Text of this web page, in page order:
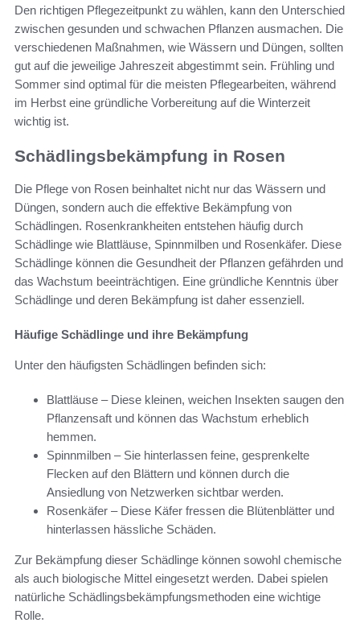
Den richtigen Pflegezeitpunkt zu wählen, kann den Unterschied
zwischen gesunden und schwachen Pflanzen ausmachen. Die
verschiedenen Maßnahmen, wie Wässern und Düngen, sollten
gut auf die jeweilige Jahreszeit abgestimmt sein. Frühling und
Sommer sind optimal für die meisten Pflegearbeiten, während
im Herbst eine gründliche Vorbereitung auf die Winterzeit
wichtig ist.
Schädlingsbekämpfung in Rosen
Die Pflege von Rosen beinhaltet nicht nur das Wässern und
Düngen, sondern auch die effektive Bekämpfung von
Schädlingen. Rosenkrankheiten entstehen häufig durch
Schädlinge wie Blattläuse, Spinnmilben und Rosenkäfer. Diese
Schädlinge können die Gesundheit der Pflanzen gefährden und
das Wachstum beeinträchtigen. Eine gründliche Kenntnis über
Schädlinge und deren Bekämpfung ist daher essenziell.
Häufige Schädlinge und ihre Bekämpfung
Unter den häufigsten Schädlingen befinden sich:
Blattläuse – Diese kleinen, weichen Insekten saugen den
Pflanzensaft und können das Wachstum erheblich
hemmen.
Spinnmilben – Sie hinterlassen feine, gesprenkelte
Flecken auf den Blättern und können durch die
Ansiedlung von Netzwerken sichtbar werden.
Rosenkäfer – Diese Käfer fressen die Blütenblätter und
hinterlassen hässliche Schäden.
Zur Bekämpfung dieser Schädlinge können sowohl chemische
als auch biologische Mittel eingesetzt werden. Dabei spielen
natürliche Schädlingsbekämpfungsmethoden eine wichtige
Rolle.